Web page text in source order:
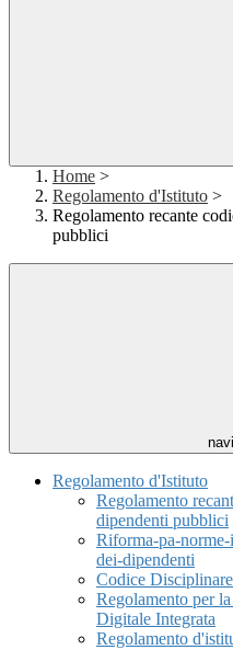
Home >
Regolamento d'Istituto >
Regolamento recante
pubblici
Regolamento d'Istituto
Regolamento
dipendenti pubblici
Riforma-pa-
dei-dipendenti
Codice
Regolamento per
Digitale Integrata
Regolamento